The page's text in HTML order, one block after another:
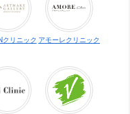
クリニック アモーレクリニック